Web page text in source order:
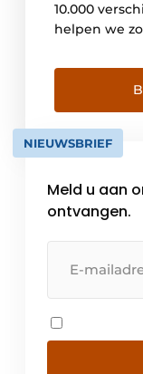
10.000
helpen we
projecten.
meerdere
sectoren te
[…]
NIEUWSBRIEF
Meld u aan
ontvangen.